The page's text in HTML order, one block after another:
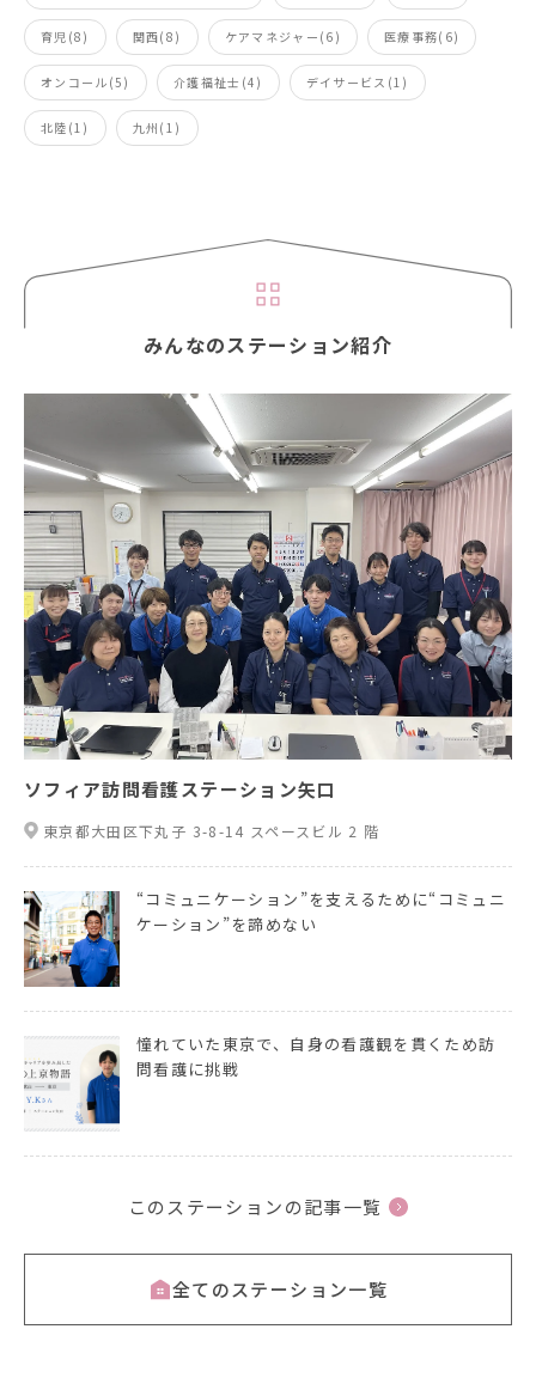
育児(8) 関西(8) ケアマネジャー(6) 医療事務(6)
オンコール(5) 介護福祉士(4) デイサービス(1)
北陸(1) 九州(1)
みんなのステーション紹介
ソフィア訪問看護ステーション矢口
東京都大田区下丸子 3-8-14 スペースビル 2 階
“コミュニケーション”を支えるために“コミュニ
ケーション”を諦めない
憧れていた東京で、自身の看護観を貫くため訪
問看護に挑戦
このステーションの記事一覧
全てのステーション一覧